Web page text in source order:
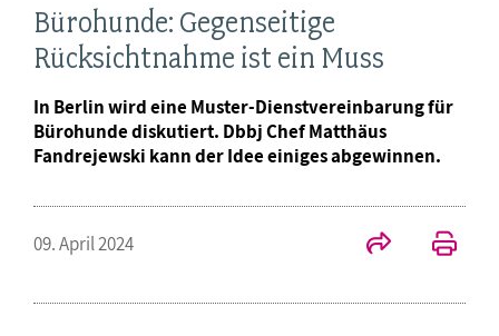
Bürohunde: Gegenseitige
Rücksichtnahme ist ein Muss
In Berlin wird eine Muster-Dienstvereinbarung für
Bürohunde diskutiert. Dbbj Chef Matthäus
Fandrejewski kann der Idee einiges abgewinnen.
09. April 2024